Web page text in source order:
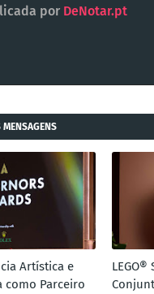
por DeNotar.pt
MENSAGENS
Artística e
como Parceiro